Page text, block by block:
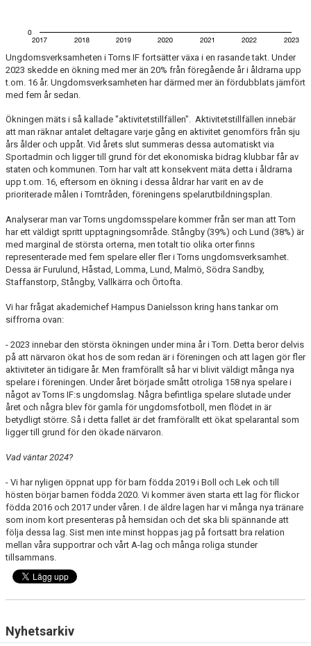
Ungdomsverksamheten i Torns IF fortsätter växa i en rasande takt. Under
2023 skedde en ökning med mer än 20% från föregående år i åldrarna upp
t.om. 16 år. Ungdomsverksamheten har därmed mer än fördubblats jämfört
med fem år sedan.
Ökningen mäts i så kallade "aktivitetstillfällen". Aktivitetstillfällen innebär
att man räknar antalet deltagare varje gång en aktivitet genomförs från sju
års ålder och uppåt. Vid årets slut summeras dessa automatiskt via
Sportadmin och ligger till grund för det ekonomiska bidrag klubbar får av
staten och kommunen. Torn har valt att konsekvent mäta detta i åldrarna
upp t.om. 16, eftersom en ökning i dessa åldrar har varit en av de
prioriterade målen i Torntråden, föreningens spelarutbildningsplan.
Analyserar man var Torns ungdomsspelare kommer från ser man att Torn
har ett väldigt spritt upptagningsområde. Stångby (39%) och Lund (38%) är
med marginal de största orterna, men totalt tio olika orter finns
representerade med fem spelare eller fler i Torns ungdomsverksamhet.
Dessa är Furulund, Håstad, Lomma, Lund, Malmö, Södra Sandby,
Staffanstorp, Stångby, Vallkärra och Örtofta.
Vi har frågat akademichef Hampus Danielsson kring hans tankar om
siffrorna ovan:
- 2023 innebar den största ökningen under mina år i Torn. Detta beror delvis
på att närvaron ökat hos de som redan är i föreningen och att lagen gör fler
aktiviteter än tidigare år. Men framförallt så har vi blivit väldigt många nya
spelare i föreningen. Under året började smått otroliga 158 nya spelare i
något av Torns IF:s ungdomslag. Några befintliga spelare slutade under
året och några blev för gamla för ungdomsfotboll, men flödet in är
betydligt större. Så i detta fallet är det framförallt ett ökat spelarantal som
ligger till grund för den ökade närvaron.
Vad väntar 2024?
- Vi har nyligen öppnat upp för barn födda 2019 i Boll och Lek och till
hösten börjar barnen födda 2020. Vi kommer även starta ett lag för flickor
födda 2016 och 2017 under våren. I de äldre lagen har vi många nya tränare
som inom kort presenteras på hemsidan och det ska bli spännande att
följa dessa lag. Sist men inte minst hoppas jag på fortsatt bra relation
mellan våra supportrar och vårt A-lag och många roliga stunder
tillsammans.
Nyhetsarkiv